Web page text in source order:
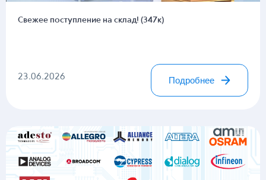
Свежее поступление на склад! (347к)
23.06.2026 Подробнее